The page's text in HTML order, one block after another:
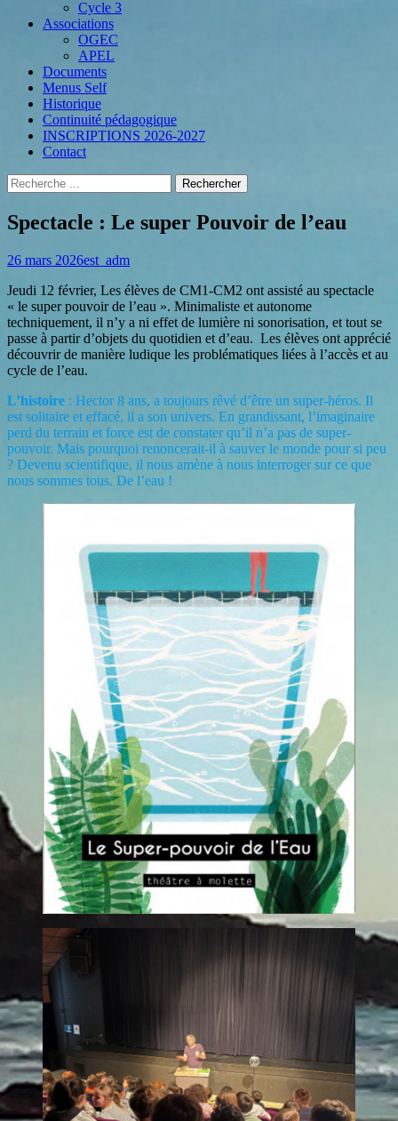
Cycle 3
Associations
OGEC
APEL
Documents
Menus Self
Historique
Continuité pédagogique
INSCRIPTIONS 2026-2027
Contact
Recherche
Rechercher :
secondaire
au
contenu
Spectacle : Le super Pouvoir de l’eau
Posted
26 mars 2026Author
est_adm
Jeudi 12 février, Les élèves de CM1-CM2 ont assisté au spectacle
« le super pouvoir de l’eau ». Minimaliste et autonome
techniquement, il n’y a ni effet de lumière ni sonorisation, et tout se
passe à partir d’objets du quotidien et d’eau. Les élèves ont apprécié
découvrir de manière ludique les problématiques liées à l’accès et au
cycle de l’eau.
L’histoire : Hector 8 ans, a toujours rêvé d’être un super-héros. Il
est solitaire et effacé, il a son univers. En grandissant, l’imaginaire
perd du terrain et force est de constater qu’il n’a pas de super-
pouvoir. Mais pourquoi renoncerait-il à sauver le monde pour si peu
? Devenu scientifique, il nous amène à nous interroger sur ce que
nous sommes tous. De l’eau !